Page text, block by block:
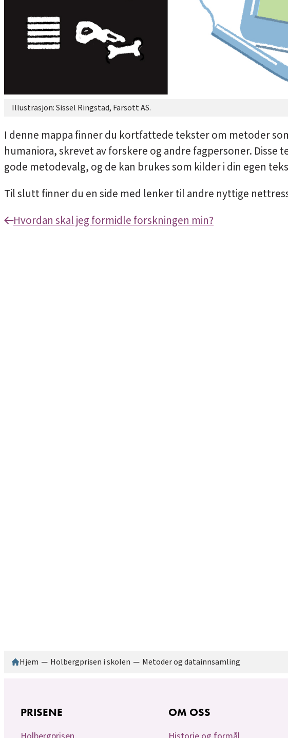
Illustrasjon: Sissel Ringstad, Farsott AS.
I denne mappa finner du kortfattede tekster om metoder
humaniora, skrevet av forskere og andre fagpersoner. Disse
gode metodevalg, og de kan brukes som kilder i din egen
Til slutt finner du en side med lenker til andre nyttige
Hvordan skal jeg formidle forskningen min?
Hjem ─ Holbergprisen i skolen ─ Metoder og datainnsamling
PRISENE OM OSS